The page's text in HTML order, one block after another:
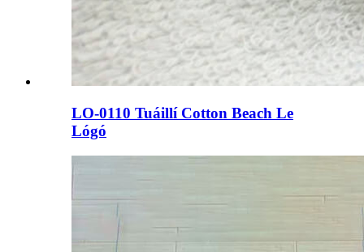
LO-0110 Tuáillí Cotton Beach Le
Lógó